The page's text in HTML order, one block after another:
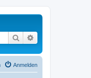
Suche
Anmelden